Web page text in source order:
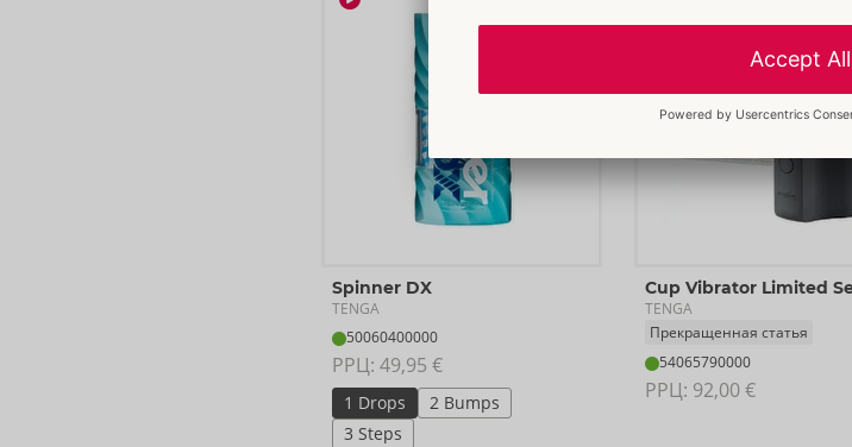
Spinner DX
TENGA
50060400000
РРЦ: 49,95 €
1 Drops
2 Bumps
3 Steps
Cup Vibrator Limited
TENGA
Прекращенная статья
54065790000
РРЦ: 92,00 €